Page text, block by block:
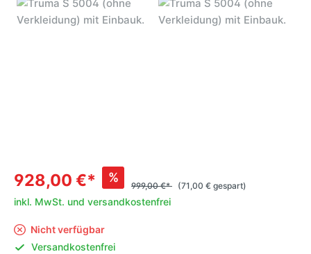
928,00 €* %
999,00 €* (71,00 € gespart)
inkl. MwSt. und versandkostenfrei
Nicht verfügbar
Versandkostenfrei